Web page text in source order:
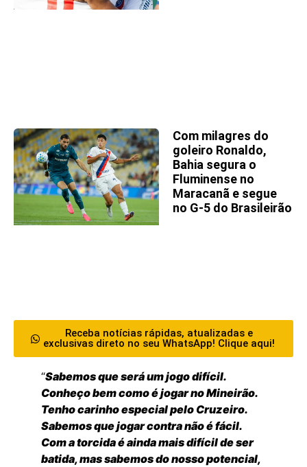
Com milagres do
goleiro Ronaldo,
Bahia segura o
Fluminense no
Maracanã e segue
no G-5 do Brasileirão
Receba notícias rápidas, atualizadas e
exclusivas direto no seu WhatsApp! Clique aqui!
“Sabemos que será um jogo difícil.
Conheço bem como é jogar no Mineirão.
Tenho carinho especial pelo Cruzeiro.
Sabemos que jogar contra não é fácil.
Com a torcida é ainda mais difícil de ser
batida, mas sabemos do nosso potencial,